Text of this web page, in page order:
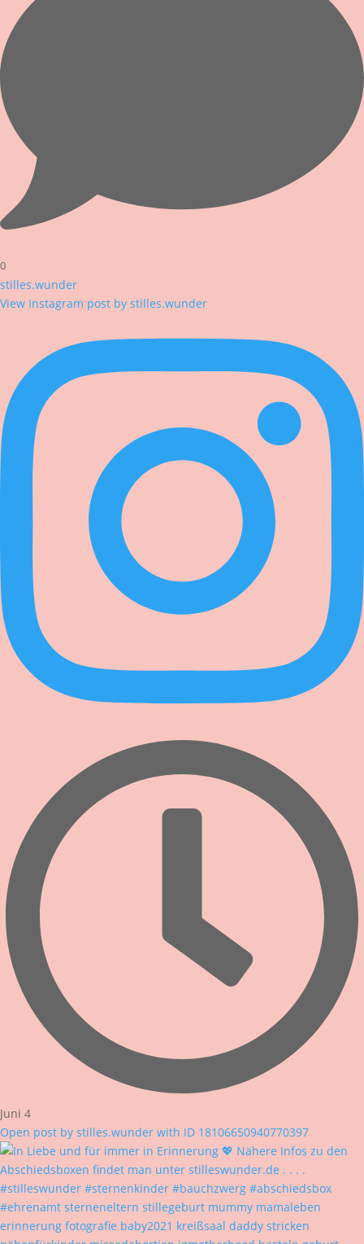
0
stilles.wunder
View Instagram post by stilles.wunder
Juni 4
Open post by stilles.wunder with ID 18106650940770397